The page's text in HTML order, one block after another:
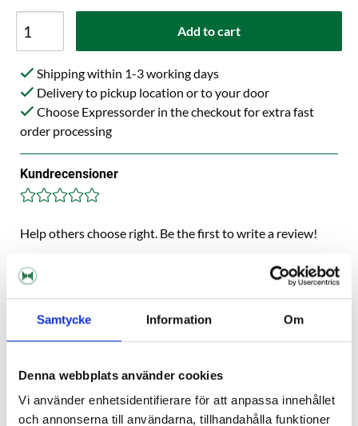
Samtycke Information Om
Denna webbplats använder cookies
Vi använder enhetsidentifierare för att anpassa innehållet
och annonserna till användarna, tillhandahålla funktioner
Add to cart
Shipping within 1-3 working days
Delivery to pickup location or to your door
Choose Expressorder in the checkout for extra fast
order processing
Kundrecensioner
Help others choose right. Be the first to write a review!
Write a review, click HERE!
Description
Specification
Reviews